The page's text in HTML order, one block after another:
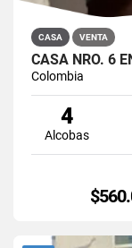
CASA VENTA
CASA NRO. 6
Colombia
4
Alcobas